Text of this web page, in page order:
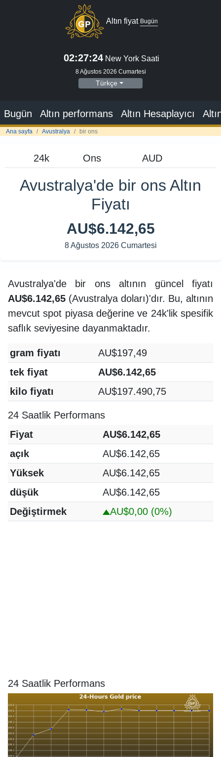
Altın fiyat Bugün
02:27:25 New York Saati
8 Ağustos 2026 Cumartesi
Türkçe
Bugün Altın performans Altın Hesaplayıcı
Ana sayfa Avustralya bir ons
Avustralya'de bir ons Altın
Fiyatı
AU$6.142,65
8 Ağustos 2026 Cumartesi
Avustralya'de bir ons altının güncel fiyatı
AU$6.142,65 (Avustralya doları)'dır. Bu, altının
mevcut spot piyasa değerine ve 24k'lik spesifik
saflık seviyesine dayanmaktadır.
gram fiyatı
AU$197,49
tek fiyat
AU$6.142,65
kilo fiyatı
AU$197.490,75
24 Saatlik Performans
Fiyat
AU$6.142,65
açık
AU$6.142,65
Yüksek
AU$6.142,65
düşük
AU$6.142,65
Değiştirmek
AU$0,00 (0%)
24 Saatlik Performans